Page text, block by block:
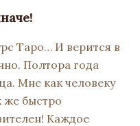
Таро… И верится в
Полтора года
Мне как человеку
же быстро
Каждое